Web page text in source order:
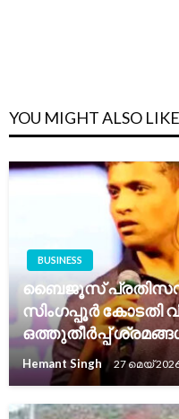
YOU MIGHT ALSO LIKE
BUSINESS
ബൈജൂസ്
സിംഗപ്പൂർ കോടതി
ഒത്തുതീർപ്പ്
Hemant Singh 27 മെയ്‌